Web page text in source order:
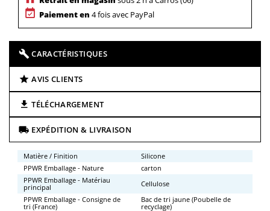
Paiement en 4 fois avec PayPal
CARACTÉRISTIQUES
AVIS CLIENTS
TÉLÉCHARGEMENT
EXPÉDITION & LIVRAISON
Matière / Finition
Silicone
PPWR Emballage - Nature
carton
PPWR Emballage - Matériau
principal
Cellulose
PPWR Emballage - Consigne de
tri (France)
Bac de tri jaune (Poubelle de
recyclage)